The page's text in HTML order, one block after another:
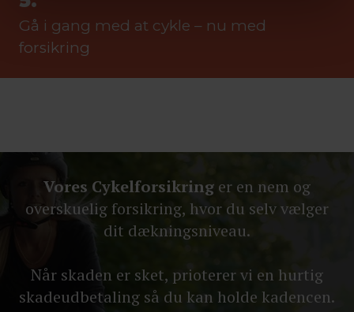
Gå i gang med at cykle – nu med
forsikring
Vores Cykelforsikring er en nem og
overskuelig forsikring, hvor du selv vælger
dit dækningsniveau.
Når skaden er sket, prioterer vi en hurtig
skadeudbetaling så du kan holde kadencen.